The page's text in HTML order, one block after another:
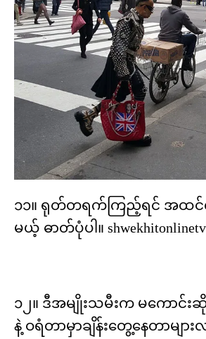
၁၁။ ရုတ်တရက်ကြည့်ရင် အထင်
မယ့် ဓာတ်ပုံပါ။
၁၂။ ဒီအမျိုးသမီးက မကောင်းဆို
နဲ့ ဝရံတာမှာချိန်းတွေ့နေတာများ